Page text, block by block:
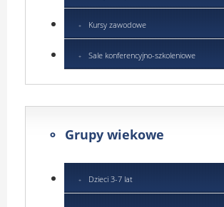
Kursy zawodowe
Sale konferencyjno-szkoleniowe
Grupy wiekowe
Dzieci 3-7 lat